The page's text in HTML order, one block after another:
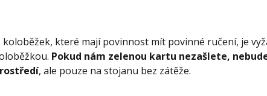
koloběžek, které mají povinnost mít povinné ručení, je
Pokud nám zelenou kartu nezašlete,
, ale pouze na stojanu bez zátěže.